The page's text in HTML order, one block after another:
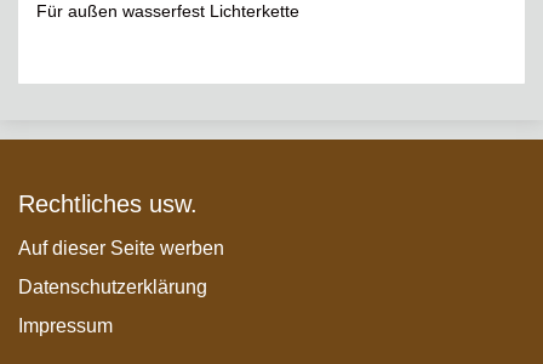
Für außen wasserfest Lichterkette
Rechtliches usw.
Auf dieser Seite werben
Datenschutzerklärung
Impressum